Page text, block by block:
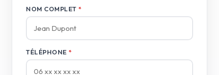
NOM COMPLET *
TÉLÉPHONE *